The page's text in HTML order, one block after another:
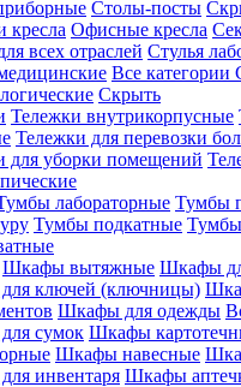
Столы-посты
кресла Офисные кресла
всех отраслей Стулья
Все категории
Скрыть
Тележки внутрикорпусные
Тележки для перевозки
для уборки помещений
лабораторные Тумбы
Тумбы подкатные Тумбы
Шкафы вытяжные Шкафы
ключей (ключницы)
Шкафы для одежды
сумок Шкафы
Шкафы навесные
инвентаря Шкафы